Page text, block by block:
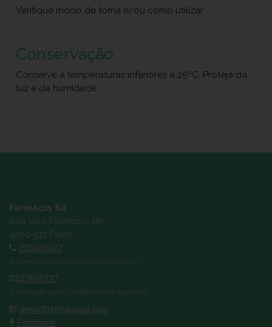
Verifique modo de toma e/ou como utilizar
Conservação
Conserve a temperaturas inferiores a 25ºC. Proteja da
luz e da humidade.
Farmácia Sá
Rua Vale Formoso, 181
4200-512 Porto
225020427
(Chamada para a rede fixa nacional)
933605727
(Chamada para a rede móvel nacional)
geral@farmaciasa.com
Facebook